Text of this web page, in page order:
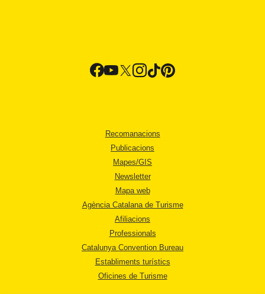
Recomanacions
Publicacions
Mapes/GIS
Newsletter
Mapa web
Agència Catalana de Turisme
Afiliacions
Professionals
Catalunya Convention Bureau
Establiments turístics
Oficines de Turisme